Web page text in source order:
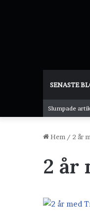
SENASTE
Slumpade
Hem / 2 år
2 år